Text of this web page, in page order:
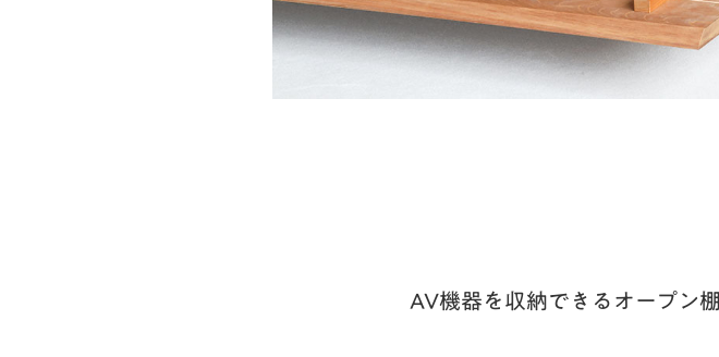
AV機器を収納できるオープン棚